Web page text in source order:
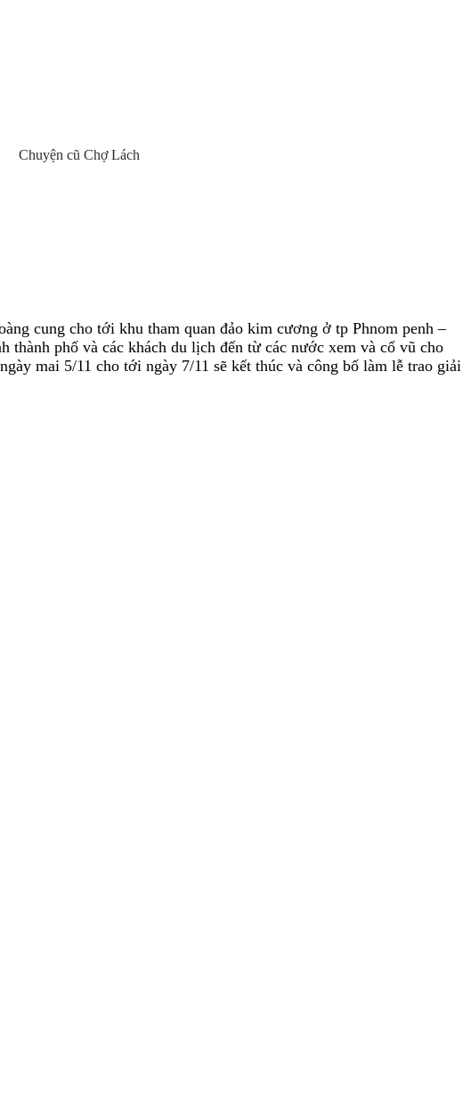
Chuyện cũ Chợ Lách
cung cho tới khu tham quan đảo kim cương ở tp Phnom penh –
phố và các khách du lịch đến từ các nước xem và cổ vũ cho
mai 5/11 cho tới ngày 7/11 sẽ kết thúc và công bố làm lễ trao giải